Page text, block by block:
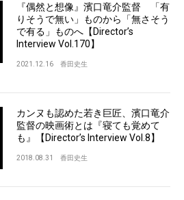
『偶然と想像』濱口竜介監督 「有
りそうで無い」ものから「無さそう
で有る」ものへ【Director’s
Interview Vol.170】
2021.12.16 香田史生
カンヌも認めた若き巨匠、濱口竜介
監督の映画術とは『寝ても覚めて
も』【Director’s Interview Vol.8】
2018.08.31 香田史生